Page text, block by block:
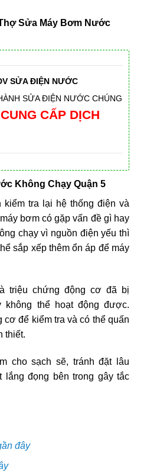
Sửa Máy Bơm Nước
SỬA ĐIỆN NƯỚC
SỬA ĐIỆN NƯỚC CHÚNG
CẤP DỊCH
Không Chạy Quận 5
kiểm tra lại hệ thống điện và
bơm có gặp vấn đề gì hay
chạy vì nguồn điện yếu thì
sắp xếp thêm ổn áp để máy
triệu chứng động cơ đã bị
không thể hoạt động được.
cơ để kiểm tra và có thể quấn
thiết.
cho sạch sẽ, tránh đặt lâu
lắng đọng bên trong gây tắc
đây